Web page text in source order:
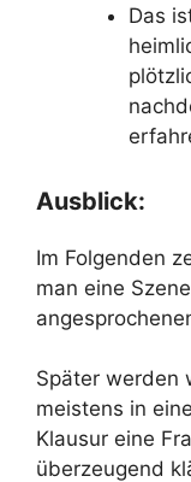
Das
Ausblick:
Im Folgenden
man eine
Später werden
meistens in
Klausur eine
überzeugend